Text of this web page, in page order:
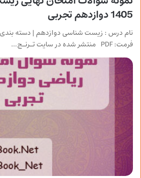
1405 دوازدهم تجربی
نام درس : زیست شناسی دوازدهم | دسته بندی:
فرمت: PDF منتشر شده در سایت تـرنـج…